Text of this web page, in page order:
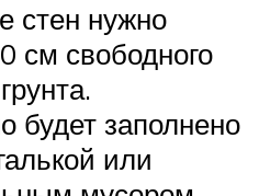
стен нужно
см свободного
будет заполнено
или